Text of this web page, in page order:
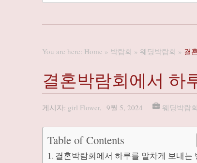
You are here: Home » 박람회 » 웨딩박람회 » 결
결혼박람회에서 하
게시자: girl Flower, 9월 5, 2024 웨딩박람회
Table of Contents
결혼박람회에서 하루를 알차게 보내는